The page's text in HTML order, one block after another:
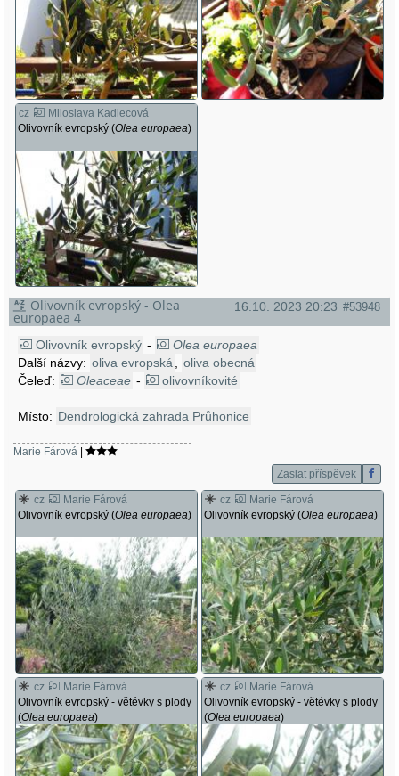
cz
Miloslava Kadlecová
Olivovník evropský (Olea europaea)
16.10. 2023 20:23 #53948
Olivovník evropský - Olea
europaea 4
Olivovník evropský -
Olea europaea
Další názvy: oliva evropská
oliva obecná
Čeleď:
Oleaceae - olivovníkovité
Místo: Dendrologická zahrada Průhonice
Marie Fárová |
Zaslat příspěvek
cz
Marie Fárová
Olivovník evropský (Olea europaea)
cz
Marie Fárová
Olivovník evropský (Olea europaea)
cz
Marie Fárová
Olivovník evropský - větévky s plody
(Olea europaea)
cz
Marie Fárová
Olivovník evropský - větévky s plody
(Olea europaea)